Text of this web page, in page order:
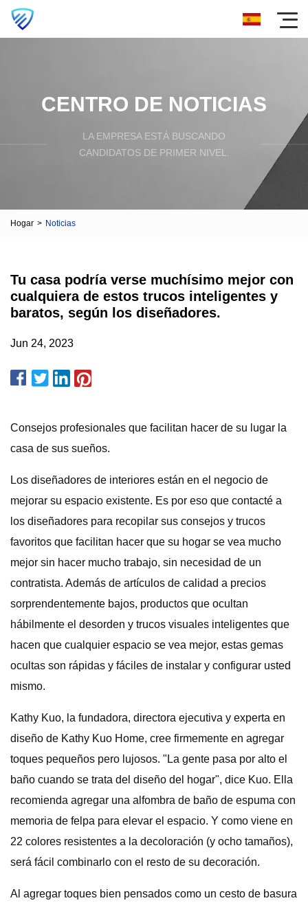
CENTRO DE NOTICIAS
LA EMPRESA ESTÁ BUSCANDO
CANDIDATOS DE PRIMER NIVEL.
Hogar > Noticias
Tu casa podría verse muchísimo mejor con
cualquiera de estos trucos inteligentes y
baratos, según los diseñadores.
Jun 24, 2023
Consejos profesionales que facilitan hacer de su lugar la
casa de sus sueños.
Los diseñadores de interiores están en el negocio de
mejorar su espacio existente. Es por eso que contacté a
los diseñadores para recopilar sus consejos y trucos
favoritos que facilitan hacer que su hogar se vea mucho
mejor sin hacer mucho trabajo, sin necesidad de un
contratista. Además de artículos de calidad a precios
sorprendentemente bajos, productos que ocultan
hábilmente el desorden y trucos visuales inteligentes que
hacen que cualquier espacio se vea mejor, estas gemas
ocultas son rápidas y fáciles de instalar y configurar usted
mismo.
Kathy Kuo, la fundadora, directora ejecutiva y experta en
diseño de Kathy Kuo Home, cree firmemente en agregar
toques pequeños pero lujosos. "La gente pasa por alto el
baño cuando se trata del diseño del hogar", dice Kuo. Ella
recomienda agregar una alfombra de baño de espuma con
memoria de felpa para elevar el espacio. Y como viene en
22 colores resistentes a la decoloración (y ocho tamaños),
será fácil combinarlo con el resto de su decoración.
Al agregar toques bien pensados ​​como un cesto de basura